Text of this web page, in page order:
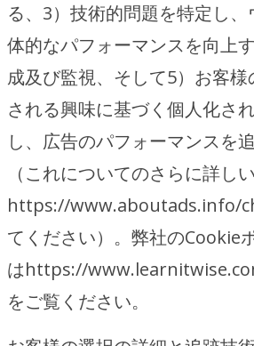
る、3）技術的問題を特定し
体的なパフォーマンスを向上
成及び監視、そして5）お客
される興味に基づく個人化さ
し、広告のパフォーマンスを
（これについてのさらに詳し
https://www.aboutads.info/
てください）。弊社のCookie
はhttps://
をご覧ください。